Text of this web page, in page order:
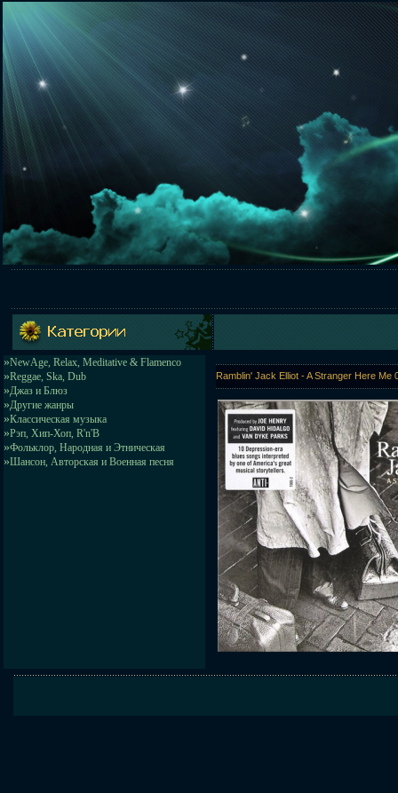
»NewAge, Relax, Meditative & Flamenco
»Reggae, Ska, Dub
»Джаз и Блюз
»Другие жанры
»Классическая музыка
»Рэп, Хип-Хоп, R'n'B
»Фольклор, Народная и Этническая
»Шансон, Авторская и Военная песня
Ramblin' Jack Elliot - A Stranger Here Me